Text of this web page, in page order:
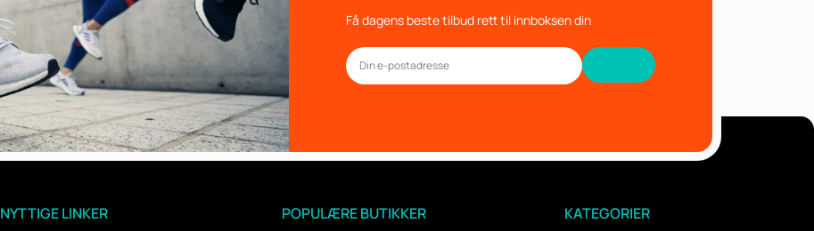
Få dagens beste tilbud rett til innboksen din
NYTTIGE LINKER POPULÆRE BUTIKKER KATEGORIER